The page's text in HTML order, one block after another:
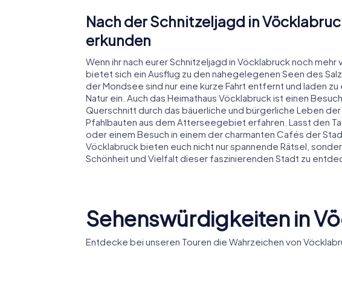
Nach der Schnitzeljagd in
erkunden
Wenn ihr nach eurer Schnitzeljagd in Vöcklabruck noch
bietet sich ein Ausflug zu den nahegelegenen Seen des
der Mondsee sind nur eine kurze Fahrt entfernt und laden
Natur ein. Auch das Heimathaus Vöcklabruck ist einen
Querschnitt durch das bäuerliche und bürgerliche Leben
Pfahlbauten aus dem Atterseegebiet erfahren. Lasst den
oder einem Besuch in einem der charmanten Cafés der
Vöcklabruck bieten euch nicht nur spannende Rätsel,
Schönheit und Vielfalt dieser faszinierenden Stadt zu
Sehenswürdigkeiten in
Entdecke bei unseren Touren die Wahrzeichen von